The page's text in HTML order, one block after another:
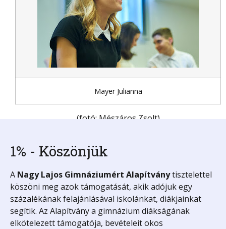
Mayer Julianna
(fotó: Mészáros Zsolt)
1% - Köszönjük
A Nagy Lajos Gimnáziumért Alapítványtisztelettel
köszöni meg azok támogatását, akik adójuk egy
százalékának felajánlásával iskolánkat, diákjainkat
segítik. Az Alapítvány a gimnázium diákságának
elkötelezett támogatója, bevételeit okos